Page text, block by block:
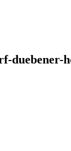
duebener-